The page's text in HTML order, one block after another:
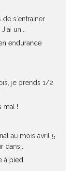
de s'entrainer
un...
endurance
je prends 1/2
mal !
au mois avril 5
à pied